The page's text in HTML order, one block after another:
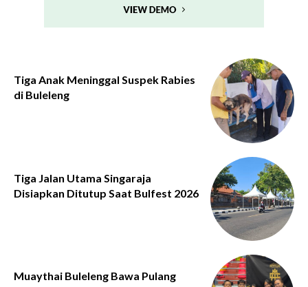
Tiga Anak Meninggal Suspek Rabies
di Buleleng
Tiga Jalan Utama Singaraja
Disiapkan Ditutup Saat Bulfest 2026
Muaythai Buleleng Bawa Pulang